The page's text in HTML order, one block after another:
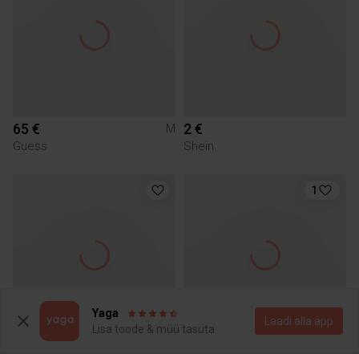
65 €
M
Guess
2 €
Shein
1
Yaga
Lisa toode & müü tasuta
Laadi alla äpp